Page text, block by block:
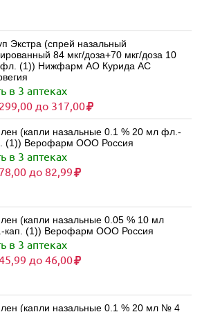
Экстра (спрей назальный
84 мкг/доза+70 мкг/доза 10
(1)) Нижфарм АО Курида АС
в 3 аптеках
до 317,00
(капли назальные 0.1 % 20 мл фл.-
(1)) Верофарм ООО Россия
в 3 аптеках
до 82,99
(капли назальные 0.05 % 10 мл
кап. (1)) Верофарм ООО Россия
в 3 аптеках
до 46,00
(капли назальные 0.1 % 20 мл № 4